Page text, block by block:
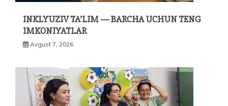
INKLYUZIV TA’LIM — BARCHA UCHUN TENG
IMKONIYATLAR
Avgust 7, 2026